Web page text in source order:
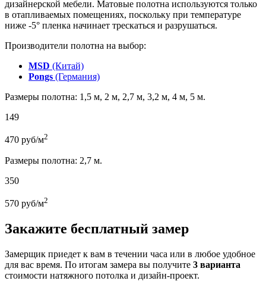
дизайнерской мебели. Матовые полотна используются только
в отапливаемых помещениях, поскольку при температуре
ниже -5° пленка начинает трескаться и разрушаться.
Производители полотна на выбор:
MSD (Китай)
Pongs (Германия)
Размеры полотна: 1,5 м, 2 м, 2,7 м, 3,2 м, 4 м, 5 м.
149
470 руб/м2
Размеры полотна: 2,7 м.
350
570 руб/м2
Закажите бесплатный замер
Замерщик приедет к вам в течении часа или в любое удобное
для вас время. По итогам замера вы получите 3 варианта
стоимости натяжного потолка и дизайн-проект.